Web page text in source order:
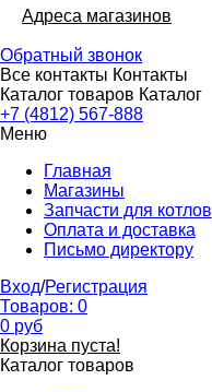
Адреса магазинов
Обратный звонок
Все контакты Контакты
Каталог товаров Каталог
+7 (4812) 567-888
Меню
Главная
Магазины
Запчасти для котлов
Оплата и доставка
Письмо директору
Вход/Регистрация
Товаров: 0
0 руб
Корзина пуста!
Каталог товаров